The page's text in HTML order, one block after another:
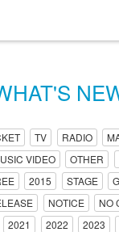
TV RADIO
VIDEO OTHER
2015 STAGE
NOTICE NO
2021 2022 2023